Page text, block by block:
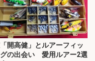
開高健」とルアーフィッ
の出会い 愛用ルアー2選